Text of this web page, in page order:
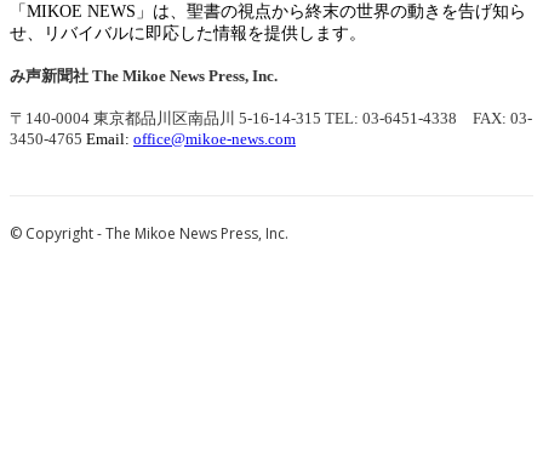
「MIKOE NEWS」は、聖書の視点から終末の世界の動きを告げ知ら
せ、リバイバルに即応した情報を提供します。
み声新聞社 The Mikoe News Press, Inc.
〒140-0004 東京都品川区南品川 5-16-14-315 TEL: 03-6451-4338 FAX: 03-
3450-4765 Email: office@mikoe-news.com
© Copyright - The Mikoe News Press, Inc.